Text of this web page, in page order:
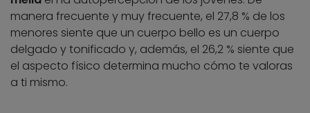
manera frecuente y muy frecuente, el 27,8 % de los
menores siente que un cuerpo bello es un cuerpo
delgado y tonificado y, además, el 26,2 % siente que
el aspecto físico determina mucho cómo te valoras
a ti mismo.